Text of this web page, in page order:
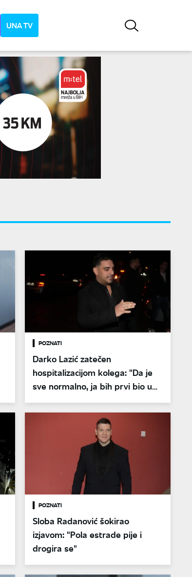
UNA TV
POZNATI
Darko Lazić zatečen
hospitalizacijom kolega: "Da je
sve normalno, ja bih prvi bio u
Lazi"
POZNATI
Sloba Radanović šokirao
izjavom: "Pola estrade pije i
drogira se"